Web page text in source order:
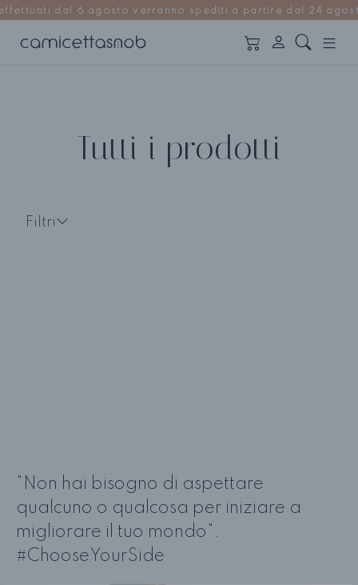
dal 6 agosto verranno spediti a partire dal 24 agosto
Tutti i prodotti
Filtri
"Non hai bisogno di aspettare
qualcuno o qualcosa per iniziare a
migliorare il tuo mondo".
#ChooseYourSide